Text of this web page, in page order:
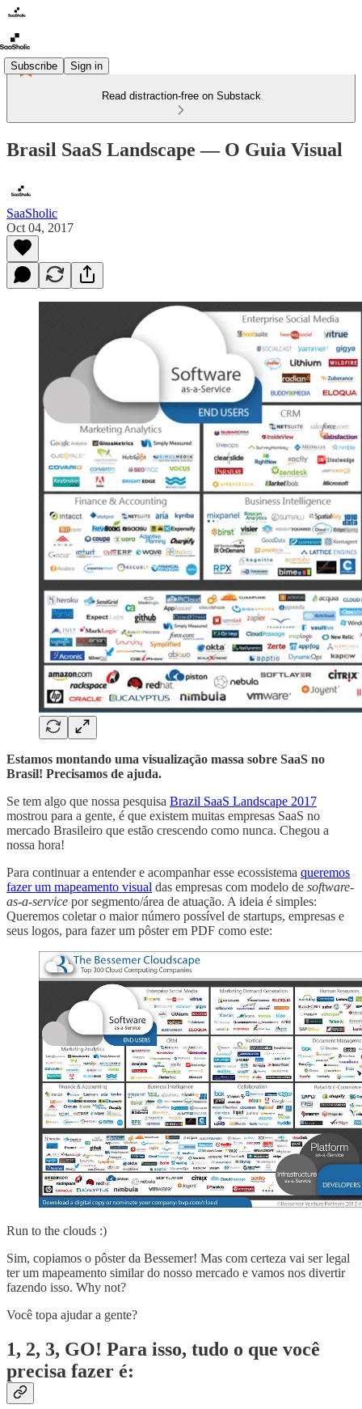
Subscribe Sign in
Read distraction-free on Substack
Brasil SaaS Landscape — O Guia Visual
SaaSholic
Oct 04, 2017
Estamos montando uma visualização massa sobre SaaS no
Brasil! Precisamos de ajuda.
Se tem algo que nossa pesquisa Brazil SaaS Landscape 2017
mostrou para a gente, é que existem muitas empresas SaaS no
mercado Brasileiro que estão crescendo como nunca. Chegou a
nossa hora!
Para continuar a entender e acompanhar esse ecossistema queremos
fazer um mapeamento visual das empresas com modelo de software-
as-a-service por segmento/área de atuação. A ideia é simples:
Queremos coletar o maior número possível de startups, empresas e
seus logos, para fazer um pôster em PDF como este:
Run to the clouds :)
Sim, copiamos o pôster da Bessemer! Mas com certeza vai ser legal
ter um mapeamento similar do nosso mercado e vamos nos divertir
fazendo isso. Why not?
Você topa ajudar a gente?
1, 2, 3, GO! Para isso, tudo o que você
precisa fazer é: